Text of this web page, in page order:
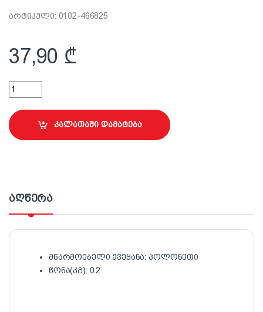
არტიკული: 0102-466825
37,90 ₾
25 სმ ლილვაკი სახელურით Maxprofi quantity
კალათაში დამატება
აღწერა
მწარმოებელი ქვეყანა: პოლონეთი
წონა(კგ): 0.2